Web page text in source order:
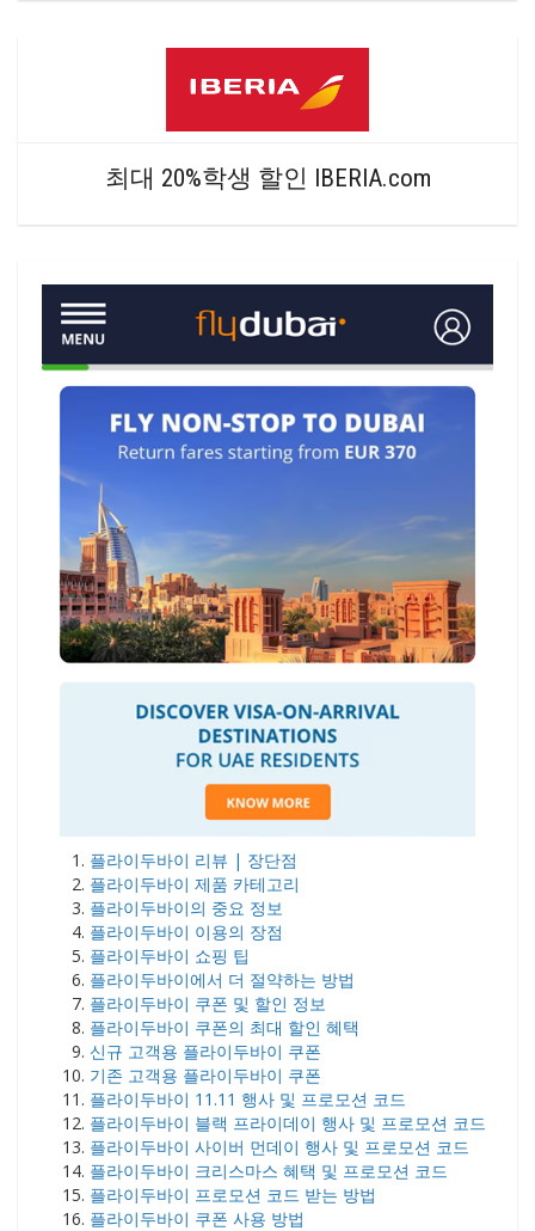
최대 20%학생 할인 IBERIA.com
플라이두바이 리뷰 | 장단점
플라이두바이 제품 카테고리
플라이두바이의 중요 정보
플라이두바이 이용의 장점
플라이두바이 쇼핑 팁
플라이두바이에서 더 절약하는 방법
플라이두바이 쿠폰 및 할인 정보
플라이두바이 쿠폰의 최대 할인 혜택
신규 고객용 플라이두바이 쿠폰
기존 고객용 플라이두바이 쿠폰
플라이두바이 11.11 행사 및 프로모션 코드
플라이두바이 블랙 프라이데이 행사 및 프로모션 코드
플라이두바이 사이버 먼데이 행사 및 프로모션 코드
플라이두바이 크리스마스 혜택 및 프로모션 코드
플라이두바이 프로모션 코드 받는 방법
플라이두바이 쿠폰 사용 방법